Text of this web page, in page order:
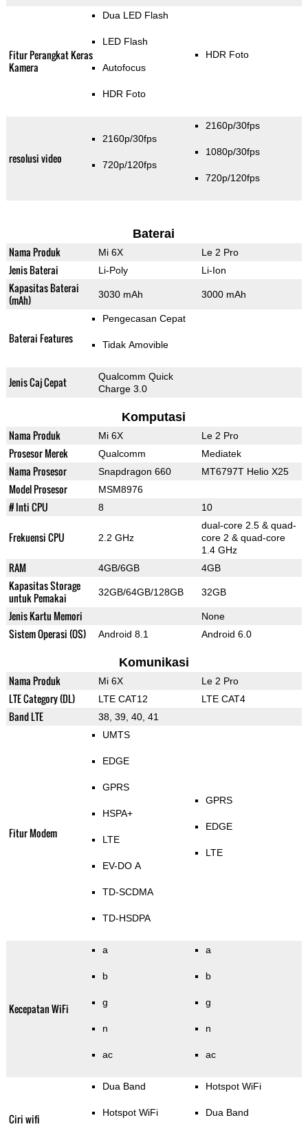
Fitur Perangkat Keras
Kamera
Dua LED Flash
LED Flash
Autofocus
HDR Foto
HDR Foto
resolusi video
2160p/30fps
720p/120fps
2160p/30fps
1080p/30fps
720p/120fps
Baterai
Nama Produk Mi 6X Le 2 Pro
Jenis Baterai Li-Poly Li-Ion
Kapasitas Baterai
(mAh)
3030 mAh 3000 mAh
Baterai Features
Pengecasan Cepat
Tidak Amovible
Jenis Caj Cepat
Qualcomm Quick
Charge 3.0
Komputasi
Nama Produk Mi 6X Le 2 Pro
Prosesor Merek Qualcomm Mediatek
Nama Prosesor Snapdragon 660 MT6797T Helio X25
Model Prosesor MSM8976
# Inti CPU 8 10
Frekuensi CPU 2.2 GHz
dual-core 2.5 & quad-
core 2 & quad-core
1.4 GHz
RAM 4GB/6GB 4GB
Kapasitas Storage
untuk Pemakai
32GB/64GB/128GB 32GB
Jenis Kartu Memori None
Sistem Operasi (OS) Android 8.1 Android 6.0
Komunikasi
Nama Produk Mi 6X Le 2 Pro
LTE Category (DL) LTE CAT12 LTE CAT4
Band LTE 38, 39, 40, 41
Fitur Modem
UMTS
EDGE
GPRS
HSPA+
LTE
EV-DO A
TD-SCDMA
TD-HSDPA
GPRS
EDGE
LTE
Kecepatan WiFi
a
b
g
n
ac
a
b
g
n
ac
Ciri wifi
Dua Band
Hotspot WiFi
Hotspot WiFi
Dua Band